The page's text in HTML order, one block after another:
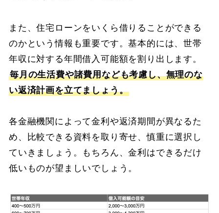
また、住宅ローンをいくら借りることができる
のかという情報も重要です。基本的には、世帯
年収に対する年間借入可能額を割り出します。
毎月の生活費や諸費用なども考慮し、無理のな
い返済計画を立てましょう。
各金融機関によって金利や返済期間が異なるた
め、比較できる資料を取り寄せ、慎重に選択し
ていきましょう。もちろん、金利はできるだけ
低いものが望ましいでしょう。